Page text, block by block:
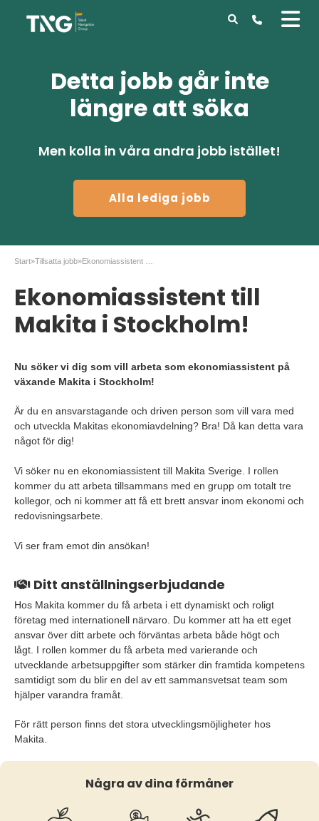
Detta jobb går inte
längre att söka
Men kolla in våra andra jobb istället!
Alla lediga jobb
Start»Tillsatta jobb»
Ekonomiassistent till
Makita i Stockholm!
Nu söker vi dig som vill arbeta som ekonomiassistent på
växande Makita i Stockholm!
Är du en ansvarstagande och driven person som vill vara med
och utveckla Makitas ekonomiavdelning? Bra! Då kan detta vara
något för dig!
Vi söker nu en ekonomiassistent till Makita Sverige. I rollen
kommer du att arbeta tillsammans med en grupp om totalt tre
kollegor, och ni kommer att få ett brett ansvar inom ekonomi och
redovisningsarbete.
Vi ser fram emot din ansökan!
Ditt anställningserbjudande
Hos Makita kommer du få arbeta i ett dynamiskt och roligt
företag med internationell närvaro. Du kommer att ha ett eget
ansvar över ditt arbete och förväntas arbeta både högt och
lågt. I rollen kommer du få arbeta med varierande och
utvecklande arbetsuppgifter som stärker din framtida kompetens
samtidigt som du blir en del av ett sammansvetsat team som
hjälper varandra framåt.
För rätt person finns det stora utvecklingsmöjligheter hos
Makita.
Några av dina förmåner